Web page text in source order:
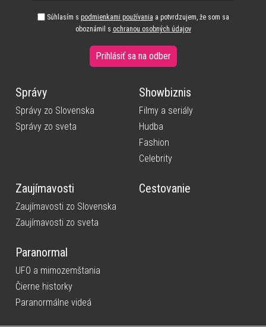
Súhlasím s podmienkami používania a potvrdzujem, že som sa
oboznámil s ochranou osobných údajov
Prihlásiť sa na odber
Správy
Správy zo Slovenska
Správy zo sveta
Showbiznis
Filmy a seriály
Hudba
Fashion
Celebrity
Zaujímavosti
Zaujímavosti zo Slovenska
Zaujímavosti zo sveta
Cestovanie
Paranormal
UFO a mimozemštania
Čierne historky
Paranormálne videá